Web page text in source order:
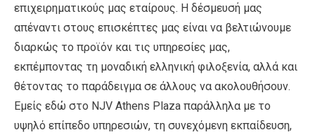
επιχειρηματικούς μας εταίρους. H δέσμευσή μας
απέναντι στους επισκέπτες μας είναι να βελτιώνουμε
διαρκώς το προϊόν και τις υπηρεσίες μας,
εκπέμποντας τη μοναδική ελληνική φιλοξενία, αλλά και
θέτοντας το παράδειγμα σε άλλους να ακολουθήσουν.
Εμείς εδώ στο NJV Athens Plaza παράλληλα με το
υψηλό επίπεδο υπηρεσιών, τη συνεχόμενη εκπαίδευση,